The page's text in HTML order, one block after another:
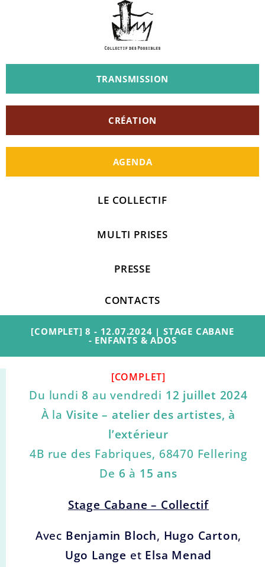
TRANSMISSION
CRÉATION
AGENDA
LE COLLECTIF
MULTI PRISES
PRESSE
CONTACTS
[COMPLET] 8 - 12.07.2024 | STAGE CABANE
- ENFANTS & ADOS
[COMPLET]
Du lundi8 au vendredi 12 juillet 2024
À la Visite – atelier des artistes, à
l’extérieur
4B rue des Fabriques, 68470 Fellering
De 6 à 15 ans
Stage Cabane – Collectif
Avec Benjamin Bloch, Hugo Carton,
Ugo Lange et Elsa Menad